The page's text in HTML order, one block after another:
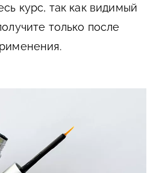
курс, так как видимый
только после